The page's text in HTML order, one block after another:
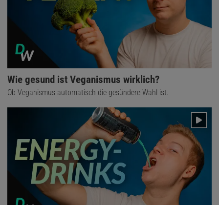
Wie gesund ist Veganismus wirklich?
Ob Veganismus automatisch die gesündere Wahl ist.